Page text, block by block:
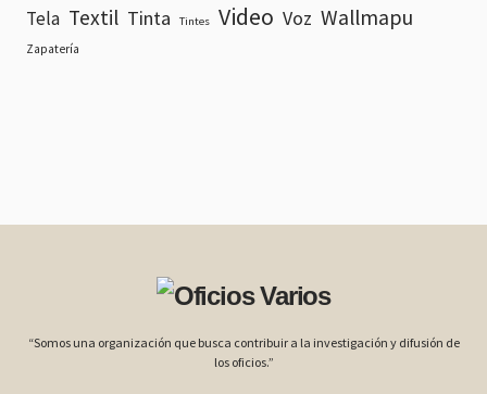
Tela Textil Tinta Tintes Video Voz Wallmapu
Zapatería
“Somos una organización que busca contribuir a la investigación y difusión de
los oficios.”